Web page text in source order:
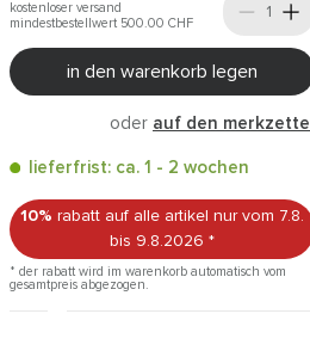
kostenloser versand
mindestbestellwert 500.00 CHF
in den warenkorb legen
oder auf den merkzettel
lieferfrist: ca. 1 - 2 wochen
10% rabatt auf alle artikel nur vom 7.8.
bis 9.8.2026 *
* der rabatt wird im warenkorb automatisch vom
gesamtpreis abgezogen.